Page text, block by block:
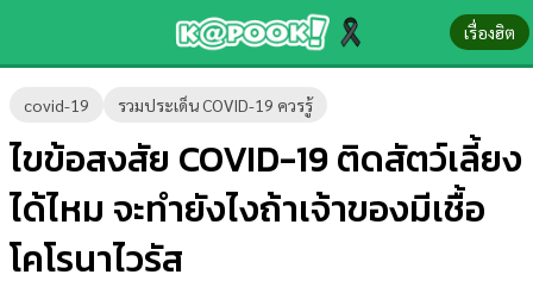
เรื่องฮิต
covid-19 รวมประเด็น COVID-19 ควรรู้
ไขข้อสงสัย COVID-19 ติดสัตว์เลี้ยง
ได้ไหม จะทำยังไงถ้าเจ้าของมีเชื้อ
โคโรนาไวรัส
ข่าว-
ความ
รู้